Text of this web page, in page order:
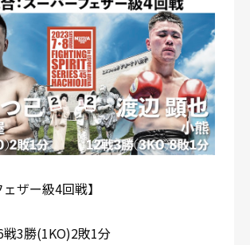
ェザー級4回戦】
3勝(1KO)2敗1分